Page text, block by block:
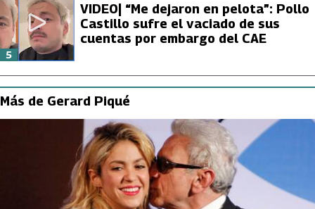
VIDEO| “Me dejaron en pelota”: Pollo
Castillo sufre el vaciado de sus
cuentas por embargo del CAE
5
Más de Gerard Piqué